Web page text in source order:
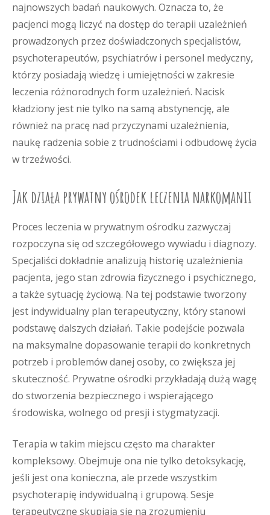
najnowszych badań naukowych. Oznacza to, że
pacjenci mogą liczyć na dostęp do terapii uzależnień
prowadzonych przez doświadczonych specjalistów,
psychoterapeutów, psychiatrów i personel medyczny,
którzy posiadają wiedzę i umiejętności w zakresie
leczenia różnorodnych form uzależnień. Nacisk
kładziony jest nie tylko na samą abstynencję, ale
również na pracę nad przyczynami uzależnienia,
naukę radzenia sobie z trudnościami i odbudowę życia
w trzeźwości.
Jak działa prywatny ośrodek leczenia narkomanii
Proces leczenia w prywatnym ośrodku zazwyczaj
rozpoczyna się od szczegółowego wywiadu i diagnozy.
Specjaliści dokładnie analizują historię uzależnienia
pacjenta, jego stan zdrowia fizycznego i psychicznego,
a także sytuację życiową. Na tej podstawie tworzony
jest indywidualny plan terapeutyczny, który stanowi
podstawę dalszych działań. Takie podejście pozwala
na maksymalne dopasowanie terapii do konkretnych
potrzeb i problemów danej osoby, co zwiększa jej
skuteczność. Prywatne ośrodki przykładają dużą wagę
do stworzenia bezpiecznego i wspierającego
środowiska, wolnego od presji i stygmatyzacji.
Terapia w takim miejscu często ma charakter
kompleksowy. Obejmuje ona nie tylko detoksykację,
jeśli jest ona konieczna, ale przede wszystkim
psychoterapię indywidualną i grupową. Sesje
terapeutyczne skupiają się na zrozumieniu